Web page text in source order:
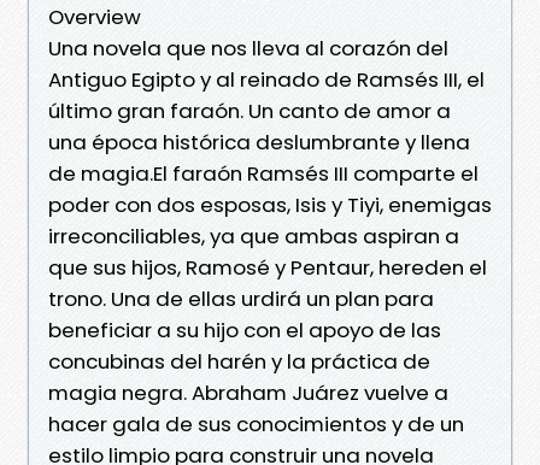
Overview
Una novela que nos lleva al corazón del
Antiguo Egipto y al reinado de Ramsés III, el
último gran faraón. Un canto de amor a
una época histórica deslumbrante y llena
de magia.El faraón Ramsés III comparte el
poder con dos esposas, Isis y Tiyi, enemigas
irreconciliables, ya que ambas aspiran a
que sus hijos, Ramosé y Pentaur, hereden el
trono. Una de ellas urdirá un plan para
beneficiar a su hijo con el apoyo de las
concubinas del harén y la práctica de
magia negra. Abraham Juárez vuelve a
hacer gala de sus conocimientos y de un
estilo limpio para construir una novela